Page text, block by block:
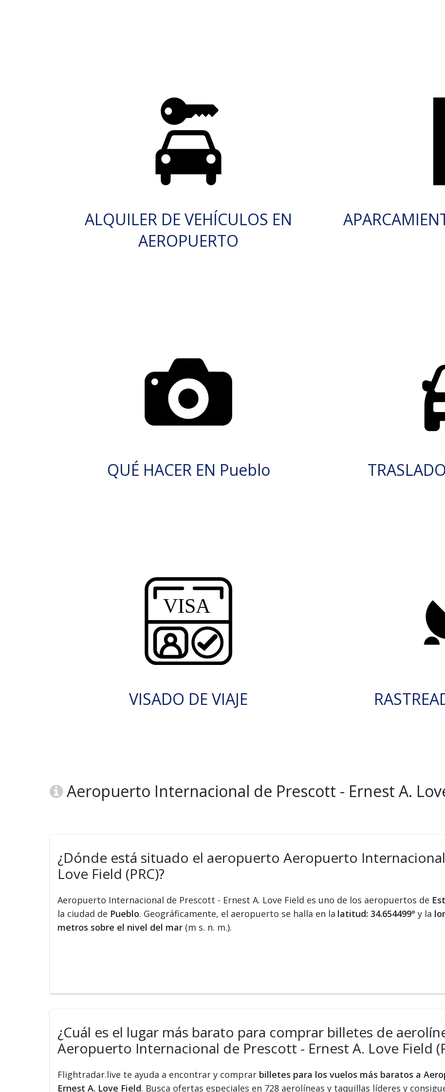
ALQUILER DE VEHÍCULOS EN
AEROPUERTO
QUÉ HACER EN Pueblo
VISADO DE VIAJE
Aeropuerto Internacional de Prescott - Ernest A.
¿Dónde está situado el aeropuerto Aeropuerto
Love Field (PRC)?
Aeropuerto Internacional de Prescott - Ernest A. Love Field es uno de los aeropuertos de
la ciudad de Pueblo. Geográficamente, el aeropuerto se halla en la latitud: 34.654499° y la
metros sobre el nivel del mar (m s. n. m.).
¿Cuál es el lugar más barato para comprar billetes de
Aeropuerto Internacional de Prescott - Ernest A. Love Field
Flightradar.live te ayuda a encontrar y comprar billetes para los vuelos más baratos a
Ernest A. Love Field. Busca ofertas especiales en 728 aerolíneas y taquillas líderes y